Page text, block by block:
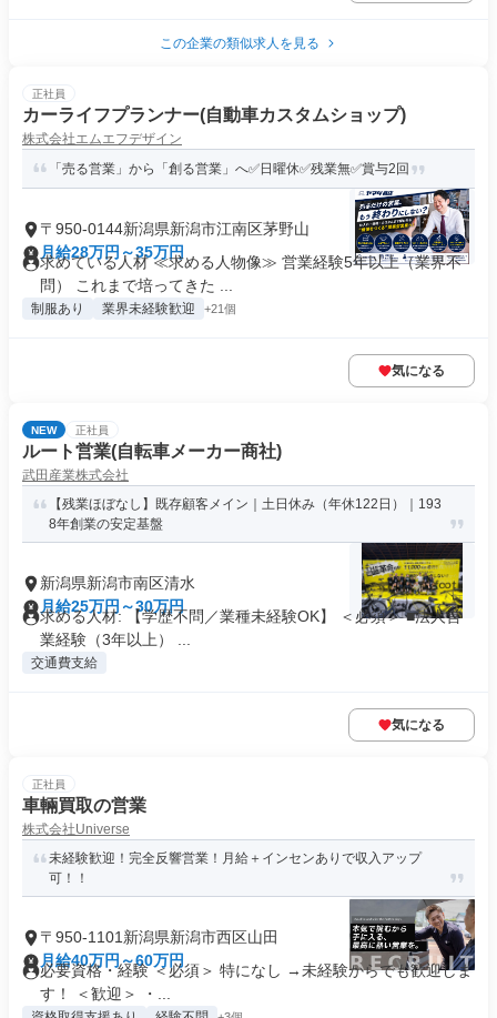
この企業の類似求人を見る
正社員
カーライフプランナー(自動車カスタムショップ)
株式会社エムエフデザイン
「売る営業」から「創る営業」へ✅日曜休✅残業無✅賞与2回
〒950-0144新潟県新潟市江南区茅野山
月給28万円～35万円
求めている人材 ≪求める人物像≫ 営業経験5年以上（業界不
問） これまで培ってきた ...
制服あり 業界未経験歓迎 +21個
気になる
NEW 正社員
ルート営業(自転車メーカー商社)
武田産業株式会社
【残業ほぼなし】既存顧客メイン｜土日休み（年休122日）｜193
8年創業の安定基盤
新潟県新潟市南区清水
月給25万円～30万円
求める人材: 【学歴不問／業種未経験OK】 ＜必須＞ ■法人営
業経験（3年以上） ...
交通費支給
気になる
正社員
車輛買取の営業
株式会社Universe
未経験歓迎！完全反響営業！月給＋インセンありで収入アップ
可！！
〒950-1101新潟県新潟市西区山田
月給40万円～60万円
必要資格・経験 ＜必須＞ 特になし →未経験からでも歓迎しま
す！ ＜歓迎＞ ・...